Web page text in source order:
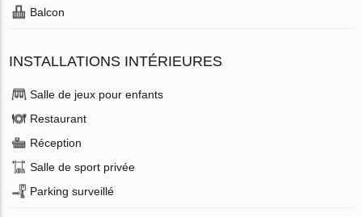
Balcon
INSTALLATIONS INTÉRIEURES
Salle de jeux pour enfants
Restaurant
Réception
Salle de sport privée
Parking surveillé